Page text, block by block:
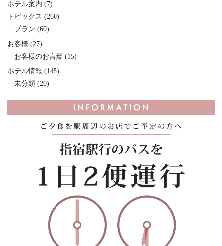
ホテル案内 (7)
トピックス (260)
プラン (60)
お客様 (27)
お客様のお言葉 (15)
ホテル情報 (145)
未分類 (20)